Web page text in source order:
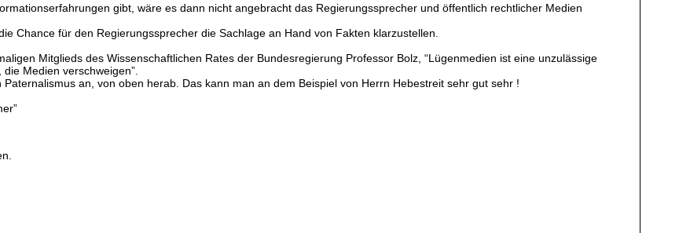
gibt, wäre es dann nicht angebracht das Regierungssprecher und öffentlich rechtlicher Medien
Chance für den Regierungssprecher die Sachlage an Hand von Fakten klarzustellen.
Mitglieds des Wissenschaftlichen Rates der Bundesregierung Professor Bolz, “Lügenmedien ist eine unzulässige
Medien verschweigen”.
an, von oben herab. Das kann man an dem Beispiel von Herrn Hebestreit sehr gut sehr !